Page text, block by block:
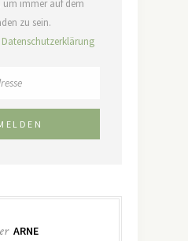
um immer auf dem
zu sein.
Datenschutzerklärung
ARNE